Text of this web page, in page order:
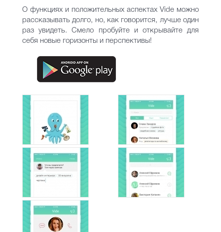
О функциях и положительных аспектах Vide можно
рассказывать долго, но, как говорится, лучше один
раз увидеть. Смело пробуйте и открывайте для
себя новые горизонты и перспективы!